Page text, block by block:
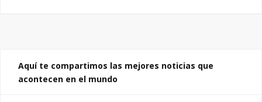
Aquí te compartimos las mejores noticias que
acontecen en el mundo